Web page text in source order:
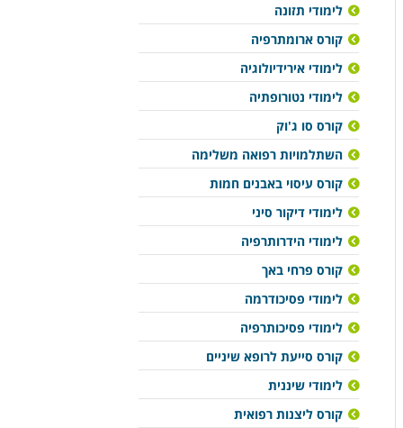
לימודי תזונה
קורס ארומתרפיה
לימודי אירידיולוגיה
לימודי נטורופתיה
קורס סו ג'וק
השתלמויות רפואה משלימה
קורס עיסוי באבנים חמות
לימודי דיקור סיני
לימודי הידרותרפיה
קורס פרחי באך
לימודי פסיכודרמה
לימודי פסיכותרפיה
קורס סייעת לרופא שיניים
לימודי שיננית
קורס ליצנות רפואית